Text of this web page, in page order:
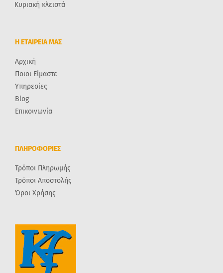
Κυριακή κλειστά
Η ΕΤΑΙΡΕΙΑ ΜΑΣ
Αρχική
Ποιοι Είμαστε
Υπηρεσίες
Blog
Επικοινωνία
ΠΛΗΡΟΦΟΡΙΕΣ
Τρόποι Πληρωμής
Τρόποι Αποστολής
Όροι Χρήσης